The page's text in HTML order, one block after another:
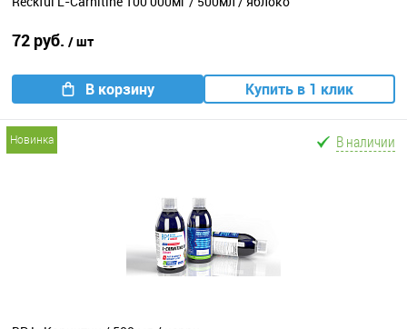
72 руб. / шт
В корзину Купить в 1 клик
новинка В наличии